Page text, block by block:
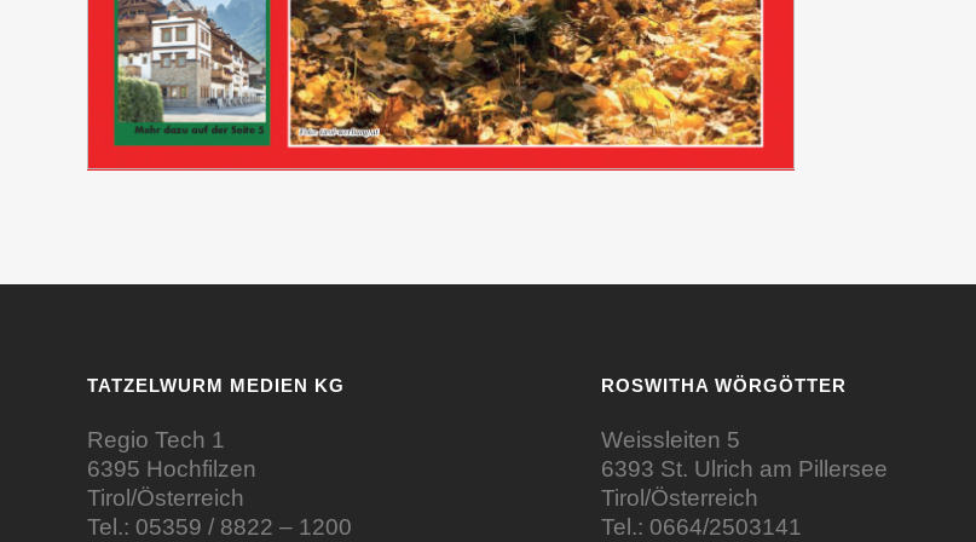
TATZELWURM MEDIEN KG
Regio Tech 1
6395 Hochfilzen
Tirol/Österreich
Tel.: 05359 / 8822 – 1200
ROSWITHA WÖRGÖTTER
Weissleiten 5
6393 St. Ulrich am Pillersee
Tirol/Österreich
Tel.: 0664/2503141